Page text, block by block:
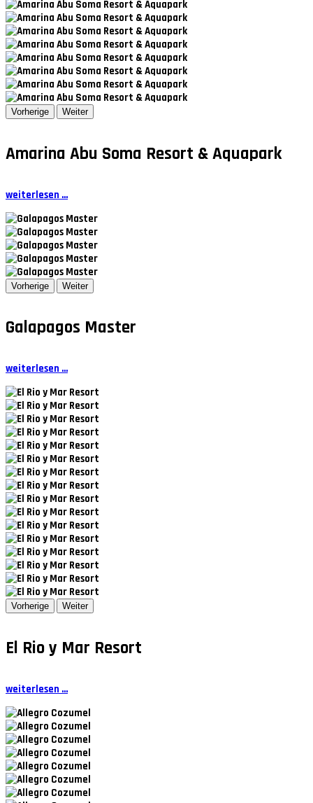
Vorherige Weiter
Amarina Abu Soma Resort & Aquapark
weiterlesen ...
Vorherige Weiter
Galapagos Master
weiterlesen ...
Vorherige Weiter
El Rio y Mar Resort
weiterlesen ...